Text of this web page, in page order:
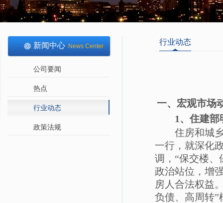
新闻中心 News Center
公司要闻
热点
行业动态
政策法规
行业动态
一、宏观市场
1、住建
住房和城
一行，就深化
调， “保交楼
政治站位，增
房人合法权益
负债、高周转